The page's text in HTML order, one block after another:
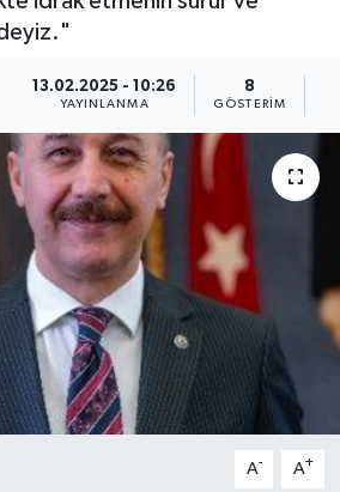
13.02.2025 - 10:26
YAYINLANMA
8
GÖSTERIM
A- A+